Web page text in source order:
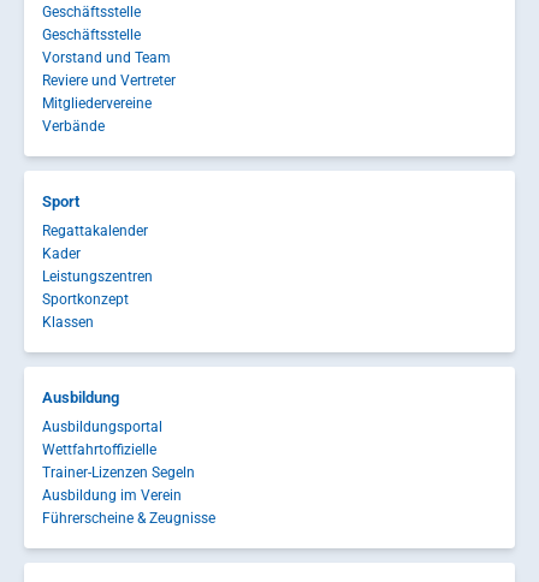
Geschäftsstelle
Geschäftsstelle
Vorstand und Team
Reviere und Vertreter
Mitgliedervereine
Verbände
Sport
Regattakalender
Kader
Leistungszentren
Sportkonzept
Klassen
Ausbildung
Ausbildungsportal
Wettfahrtoffizielle
Trainer-Lizenzen Segeln
Ausbildung im Verein
Führerscheine & Zeugnisse